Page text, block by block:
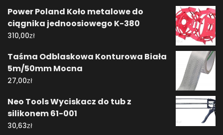
Power Poland Koło metalowe do
ciągnika jednoosiowego K-380
310,00zł
Taśma Odblaskowa Konturowa Biała
5m/50mm Mocna
27,00zł
Neo Tools Wyciskacz do tub z
silikonem 61-001
30,63zł